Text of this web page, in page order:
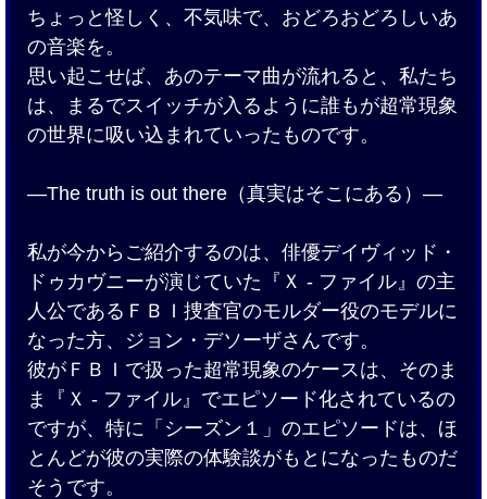
ちょっと怪しく、不気味で、おどろおどろしいあ
の音楽を。
思い起こせば、あのテーマ曲が流れると、私たち
は、まるでスイッチが入るように誰もが超常現象
の世界に吸い込まれていったものです。
―The truth is out there（真実はそこにある）―
私が今からご紹介するのは、俳優デイヴィッド・
ドゥカヴニーが演じていた『Ｘ - ファイル』の主
人公であるＦＢＩ捜査官のモルダー役のモデルに
なった方、ジョン・デソーザさんです。
彼がＦＢＩで扱った超常現象のケースは、そのま
ま『Ｘ - ファイル』でエピソード化されているの
ですが、特に「シーズン１」のエピソードは、ほ
とんどが彼の実際の体験談がもとになったものだ
そうです。